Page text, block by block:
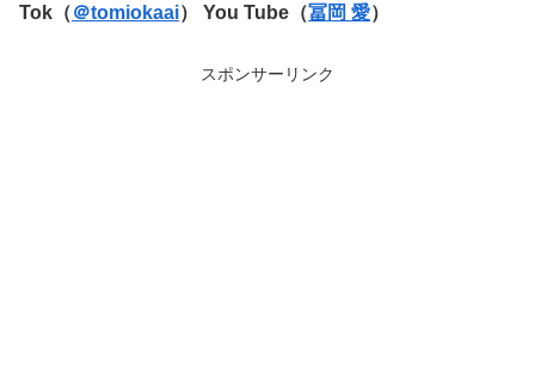
Tok（＠tomiokaai） You Tube（冨岡 愛）
スポンサーリンク